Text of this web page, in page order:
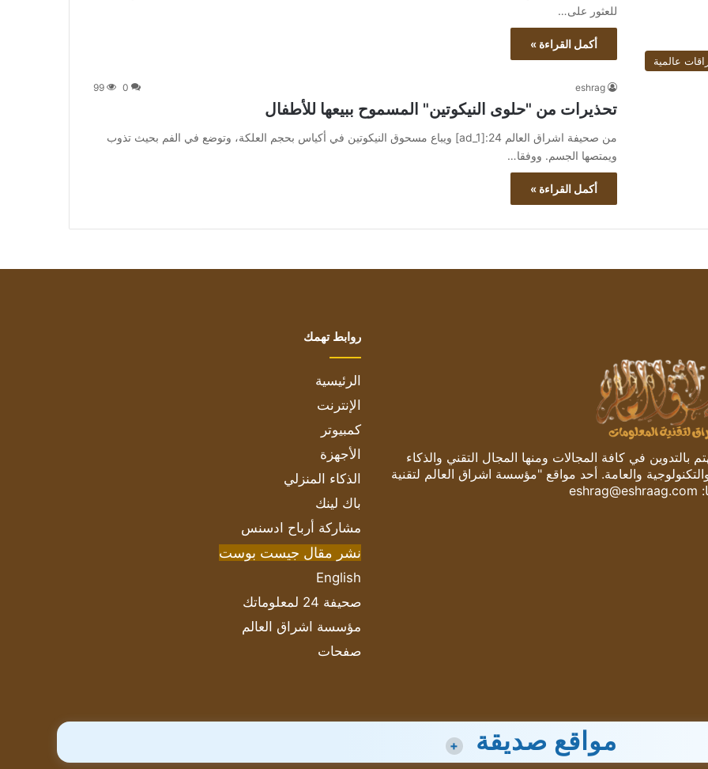
للعثور على…
أكمل القراءة »
عالمية
eshrag
0
99
تحذيرات من "حلوى النيكوتين" المسموح ببيعها للأطفال
من صحيفة اشراق العالم 24:[ad_1] ويباع مسحوق النيكوتين في أكياس بحجم العلكة، وتوضع في الفم بحيث تذوب
ويمتصها الجسم. ووفقا…
أكمل القراءة »
في كافة المجالات ومنها المجال التقني والذكاء
والعامة. أحد مواقع "مؤسسة اشراق العالم لتقنية
eshrag@eshraag.com
روابط تهمك
الرئيسية
الإنترنت
كمبيوتر
الأجهزة
الذكاء المنزلي
باك لينك
مشاركة أرباح ادسنس
نشر مقال جيست بوست
English
صحيفة 24 لمعلوماتك
مؤسسة اشراق العالم
صفحات
مواقع صديقة +